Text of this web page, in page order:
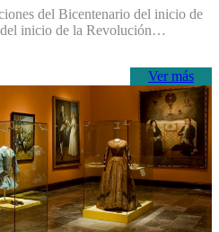
del Bicentenario del inicio de
inicio de la Revolución…
Ver más